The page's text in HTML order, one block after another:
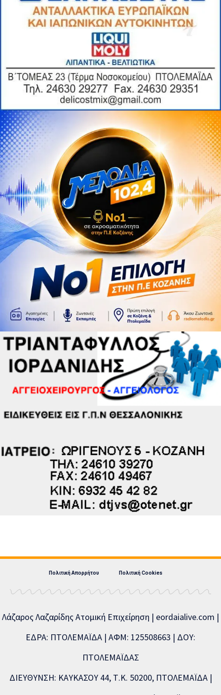
Πολιτική Απορρήτου Πολιτική Cookies
Λάζαρος Λαζαρίδης Ατομική Επιχείρηση | eordaialive.com |
ΕΔΡΑ: ΠΤΟΛΕΜΑΪΔΑ | ΑΦΜ: 125508663 | ΔΟΥ:
ΠΤΟΛΕΜΑΪΔΑΣ
ΔΙΕΥΘΥΝΣΗ: ΚΑΥΚΑΣΟΥ 44, Τ.Κ. 50200, ΠΤΟΛΕΜΑΪΔΑ |